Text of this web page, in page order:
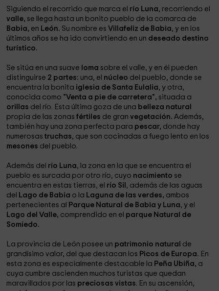
Siguiendo el recorrido que marca el río Luna, recorriendo el
valle, se llega hasta un bonito pueblo de la comarca de
Babia, en León. Su nombre esVillafeliz de Babia, y en los
últimos años se ha ido convirtiendo en un deseado destino
turístico.
Se sitúa en una suave loma sobre el valle, y en él pueden
distinguirse 2 partes: una, el núcleo del pueblo, donde se
encuentra la bonita iglesia de Santa Eulalia, y otra,
conocida como "Venta a pie de carretera", situada a
orillas del río. Esta última goza de una belleza natural
propia de las zonas fértiles de gran vegetación. Además,
también hay una zona perfecta para pescar, donde hay
numerosas truchas, que son cocinadas a fuego lento en los
mesones del pueblo.
Además del río Luna, la zona en la que se encuentra el
pueblo es surcada por otro río, cuyo nacimiento se
encuentra en estas tierras, el río Sil , además de las aguas
del
Lago de Babia o la Laguna de las verdes, ambos
pertenecientes al
Parque Natural de Babia y Luna, y el
Lago del Valle, comprendido en el parque Natural de
Somiedo.
La provincia de León posee un patrimonio natural de
grandísimo valor, del que destacan los Picos de Europa. En
esta zona es especialmente destacable la Peña Ubiña, a
cuya cumbre ascienden muchos turistas que quedan
maravillados por las preciosas vistas. En su ascensión,